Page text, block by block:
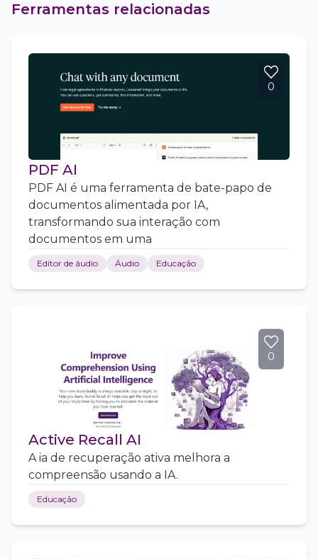
Ferramentas relacionadas
0
PDF AI
PDF AI é uma ferramenta de bate-papo de
documentos alimentada por IA,
transformando sua interação com
documentos em uma
Editor de áudio Áudio Educação
0
Active Recall AI
A ia de recuperação ativa melhora a
compreensão usando a IA.
Educação